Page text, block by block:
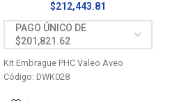
$212,443.81
Kit Embrague PHC Valeo Aveo
Código: DWK028